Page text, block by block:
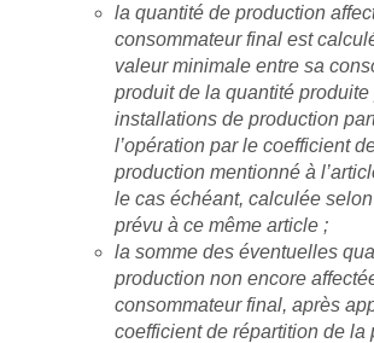
la quantité de production
consommateur final est
valeur minimale entre sa
produit de la quantité produite
installations de production
l’opération par le coefficient
production mentionné à
le cas échéant, calculée
prévu à ce même article ;
la somme des éventuelles
production non encore
consommateur final, après
coefficient de répartition de la